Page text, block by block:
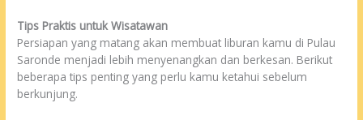
Tips Praktis untuk Wisatawan
Persiapan yang matang akan membuat liburan kamu di Pulau
Saronde menjadi lebih menyenangkan dan berkesan. Berikut
beberapa tips penting yang perlu kamu ketahui sebelum
berkunjung.